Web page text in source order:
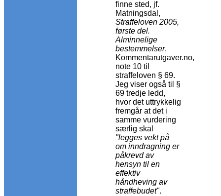
finne sted, jf.
Matningsdal,
Straffeloven 2005,
første del.
Alminnelige
bestemmelser,
Kommentarutgaver.no,
note 10 til
straffeloven § 69.
Jeg viser også til §
69 tredje ledd,
hvor det uttrykkelig
fremgår at det i
samme vurdering
særlig skal
"legges vekt på
om inndragning er
påkrevd av
hensyn til en
effektiv
håndheving av
straffebudet".